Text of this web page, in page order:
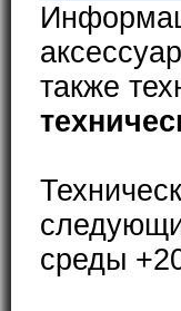
также
среды